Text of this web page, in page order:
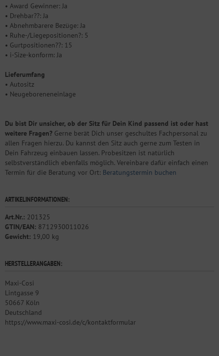
• Award Gewinner: Ja
• Drehbar??: Ja
• Abnehmbarere Bezüge: Ja
• Ruhe-/Liegepositionen?: 5
• Gurtpositionen??: 15
• i-Size-konform: Ja
Lieferumfang
• Autositz
• Neugeboreneneinlage
Du bist Dir unsicher, ob der Sitz für Dein Kind passend ist oder hast
weitere Fragen? Gerne berät Dich unser geschultes Fachpersonal zu
allen Fragen hierzu. Du kannst den Sitz auch gerne zum Testen in
Dein Fahrzeug einbauen lassen. Probesitzen ist natürlich
selbstverständlich ebenfalls möglich. Vereinbare dafür einfach einen
Termin für die Beratung vor Ort: Beratungstermin buchen
ARTIKELINFORMATIONEN:
Art.Nr.: 201325
GTIN/EAN: 8712930011026
Gewicht: 19,00 kg
HERSTELLERANGABEN:
Maxi-Cosi
Lintgasse 9
50667 Köln
Deutschland
https://www.maxi-cosi.de/c/kontaktformular